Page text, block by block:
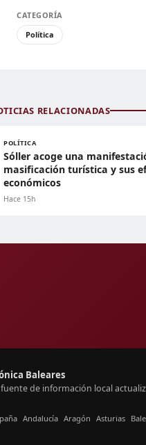
CATEGORÍA
Política
RELACIONADAS
POLÍTICA
Sóller acoge una
masificación turística y sus
económicos
Hace 15h
Baleares
fuente de información local
Andalucía Aragón Asturias